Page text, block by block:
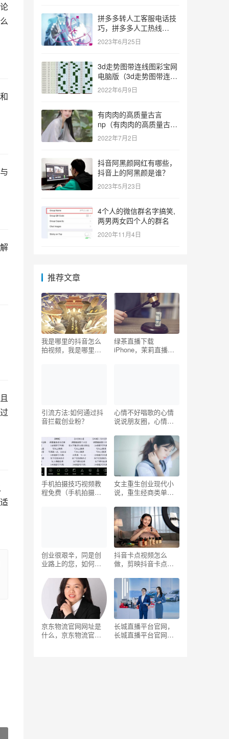
拼多多转人工客服电话技
巧，拼多多人工热线
9541344？
2023年6月25日
3d走势图带连线图彩宝网
电脑版（3d走势图带连线
图彩宝网手机版）
2022年6月9日
有肉肉的高质量古言
np（有肉肉的高质量古言
np推荐）
2022年7月2日
抖音阿黑颜网红有哪些，
抖音上的阿黑颜是谁？
2023年5月23日
4个人的微信群名字搞笑,
两男两女四个人的群名
2020年11月4日
推荐文章
我是哪里的抖音怎么
拍视频，我是哪里的
绿茶直播下载
iPhone，茉莉直播正
引流方法:如何通过抖
音拦截创业粉？
心情不好唱歌的心情
说说朋友圈，心情不
友圈文案？
手机拍摄技巧视频教
程免费（手机拍摄技
女主重生创业现代小
说，重生经商类单女
创业很艰辛，同是创
业路上的您，如何跨
茫？如何克服一次又
一次的焦虑？
抖音卡点视频怎么
做，剪映抖音卡点怎
京东物流官网网址是
什么，京东物流官网
长城直播平台官网，
长城直播平台官网新